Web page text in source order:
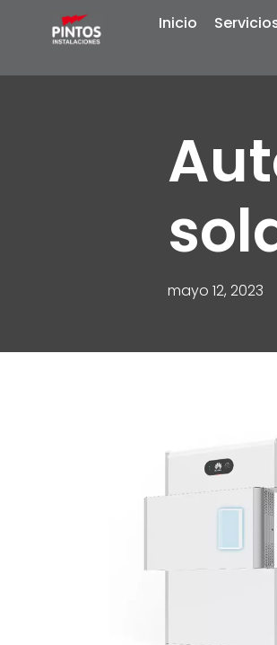
Inicio
mayo 12, 2023